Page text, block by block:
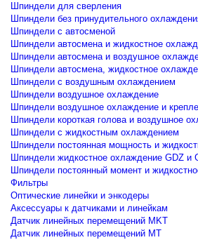
Шпиндели для сверления
Шпиндели без принудительного
Шпиндели с автосменой
Шпиндели автосмена и жидкостное
Шпиндели автосмена и воздушное
Шпиндели автосмена, жидкостное
Шпиндели с воздушным охлаждением
Шпиндели воздушное охлаждение
Шпиндели воздушное охлаждение и
Шпиндели короткая голова и воздушное
Шпиндели с жидкостным охлаждением
Шпиндели постоянная мощность и
Шпиндели жидкостное охлаждение GDZ и
Шпиндели постоянный момент и
Фильтры
Оптические линейки и энкодеры
Аксессуары к датчиками и линейкам
Датчик линейных перемещений MKT
Датчик линейных перемещений MT